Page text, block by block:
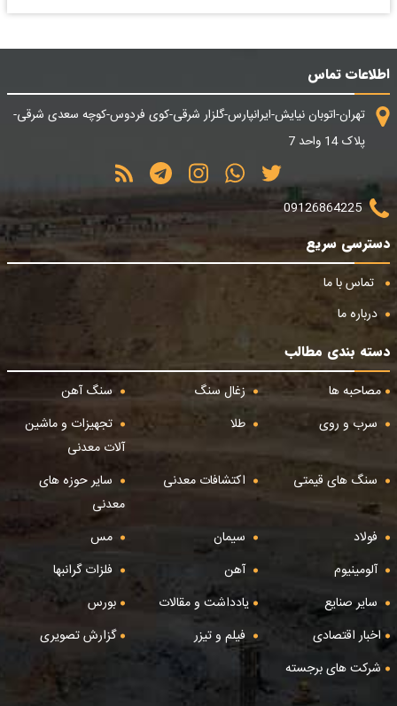
اطلاعات تماس
تهران-اتوبان نیایش-ایرانپارس-گلزار شرقی-کوی فردوس-کوچه سعدی شرقی-
پلاک 14 واحد 7
09126864225
دسترسی سریع
تماس با ما
درباره ما
دسته بندی مطالب
مصاحبه ها
زغال سنگ
سنگ آهن
سرب و روی
طلا
تجهیزات و ماشین
آلات معدنی
سنگ های قیمتی
اکتشافات معدنی
سایر حوزه های
معدنی
فولاد
سیمان
مس
آلومینیوم
آهن
فلزات گرانبها
سایر صنایع
یادداشت و مقالات
بورس
اخبار اقتصادی
فیلم و تیزر
گزارش تصویری
شرکت های برجسته